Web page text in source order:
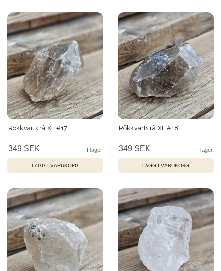
Rökkvarts rå XL #17
349 SEK
Rökkvarts rå XL #18
349 SEK